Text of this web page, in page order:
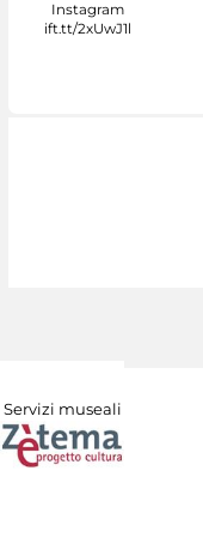
Servizi museali